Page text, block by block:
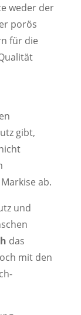
weder der
porös
für die
gibt,
ab.
und
das
mit den